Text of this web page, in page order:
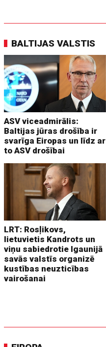
BALTIJAS VALSTIS
ASV viceadmirālis:
Baltijas jūras drošība ir
svarīga Eiropas un līdz ar
to ASV drošībai
LRT: Rosļikovs,
lietuvietis Kandrots un
viņu sabiedrotie Igaunijā
savās valstīs organizē
kustības neuzticības
vairošanai